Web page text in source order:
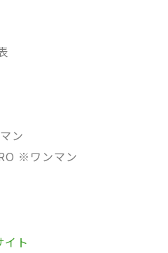
ン
※ワンマン
ト